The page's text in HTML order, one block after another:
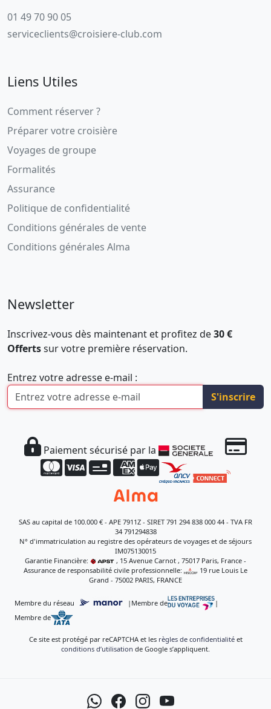
01 49 70 90 05
serviceclients@croisiere-club.com
Liens Utiles
Comment réserver ?
Préparer votre croisière
Voyages de groupe
Formalités
Assurance
Politique de confidentialité
Conditions générales de vente
Conditions générales Alma
Newsletter
Inscrivez-vous dès maintenant et profitez de30 €
Offertssur votre première réservation.
Entrez votre adresse e-mail :
S'inscrire
Paiement sécurisé par la
SAS au capital de 100.000 € - APE 7911Z - SIRET 791 294 838 000 44 - TVA FR
34 791294838
N° d'immatriculation au registre des opérateurs de voyages et de séjours
IM075130015
Garantie Financière:
, 15 Avenue Carnot , 75017 Paris, France -
Assurance de responsabilité civile professionnelle:
, 19 rue Louis Le
Grand - 75002 PARIS, FRANCE
Membre du réseau | Membre de
|
Membre de
Ce site est protégé par reCAPTCHA et les règles de confidentialitéet
conditions d’utilisation de Google s’appliquent.